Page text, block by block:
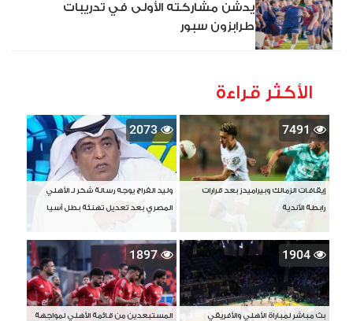
يدشن مشاركته الأولى في تدريبات
طرابزون سبور
الأكثر قراءة
7491
إيقافات الزمالك وبيراميدز بعد قرارات
رابطة الأندية
2073
وليد الفراج يوجه رسالة شكر لـ الأهلي
المصري بعد تعديل تهنئة بطل آسيا
1904
بث مباشر لمباراة الأهلي والأفريقي
1897
المستبعدين من قائمة الأهلي لمواجهة